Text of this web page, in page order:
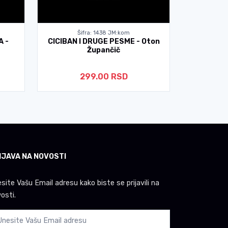
-
Šifra: 1438 JM:kom
CICIBAN I DRUGE PESME - Oton
Župančič
299.00 RSD
NA NOVOSTI
Vašu Email adresu kako biste se prijavili na